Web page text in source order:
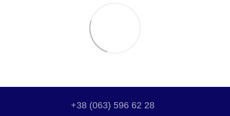
+38 (063) 596 62 28